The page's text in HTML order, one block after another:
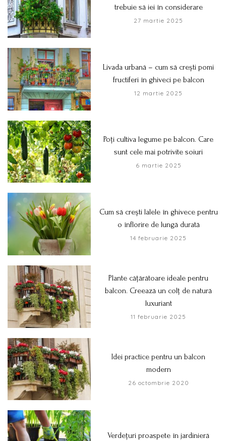
trebuie să iei în considerare
27 martie 2025
Livada urbană – cum să crești pomi
fructiferi în ghiveci pe balcon
12 martie 2025
Poți cultiva legume pe balcon. Care
sunt cele mai potrivite soiuri
6 martie 2025
Cum să crești lalele în ghivece pentru
o înflorire de lungă durată
14 februarie 2025
Plante cățărătoare ideale pentru
balcon. Creează un colț de natură
luxuriant
11 februarie 2025
Idei practice pentru un balcon
modern
26 octombrie 2020
Verdețuri proaspete în jardinieră